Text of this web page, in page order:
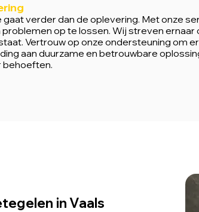
verder dan de oplevering. Met onze
op te lossen. Wij streven ernaar
Vertrouw op onze ondersteuning om
aan duurzame en betrouwbare
behoeften.
in Vaals